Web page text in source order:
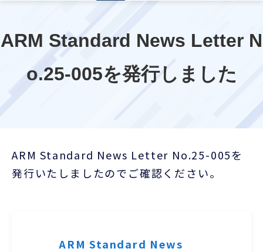
料金
お役立ち情報
ARM Standard News Letter N
o.25-005を発行しました
ARM Standard News Letter No.25-005を
発行いたしましたのでご確認ください。
ARM Standard News